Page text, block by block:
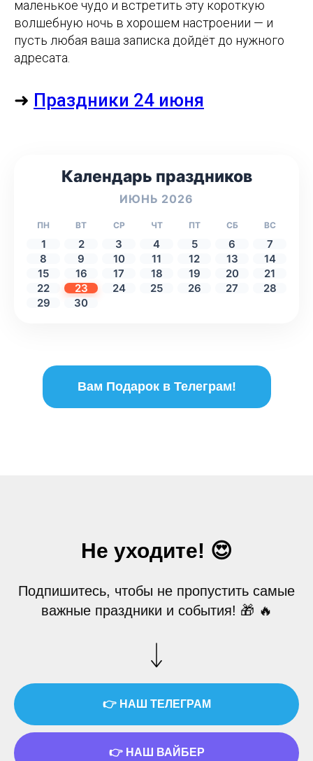
маленькое чудо и встретить эту короткую
волшебную ночь в хорошем настроении — и
пусть любая ваша записка дойдёт до нужного
адресата.
➜ Праздники 24 июня
Календарь праздников
ИЮНЬ 2026
ПН ВТ СР ЧТ ПТ СБ ВС
1 2 3 4 5 6
7
8
9 10 11 12 13
14
15
16 17 18 19 20
21
22
23 24 25 26 27
28
29
30
Вам Подарок в Телеграм!
Не уходите! 😍
Подпишитесь, чтобы не пропустить самые
важные праздники и события! 🎁 🔥
👉 НАШ ТЕЛЕГРАМ
👉 НАШ ВАЙБЕР